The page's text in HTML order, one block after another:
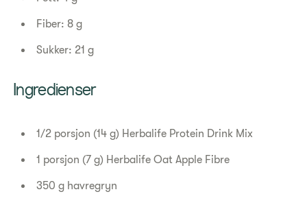
Fiber: 8 g
Sukker: 21 g
Ingredienser
1/2 porsjon (14 g) Herbalife Protein Drink Mix
1 porsjon (7 g) Herbalife Oat Apple Fibre
350 g havregryn